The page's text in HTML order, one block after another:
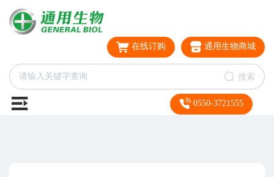
在线订购 通用生物商城
搜索
0550-3721555